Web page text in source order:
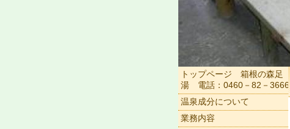
トップページ 箱根の森足
湯 電話：0460－82－3666
温泉成分について
業務内容